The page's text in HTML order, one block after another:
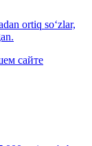
ortiq so‘zlar,
сайте